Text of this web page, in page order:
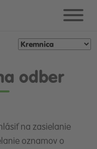
odber
na zasielanie
oznamov o